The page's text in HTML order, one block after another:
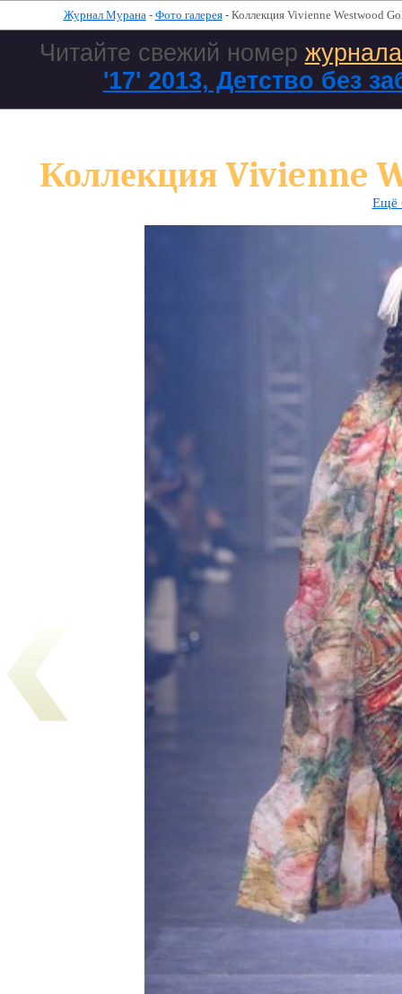
Журнал Мурана- Фото галерея- Коллекция Vivienne Westwood
Читайте свежий номер
'17' 2013, Детство без
Коллекция Vivienne
Ещё